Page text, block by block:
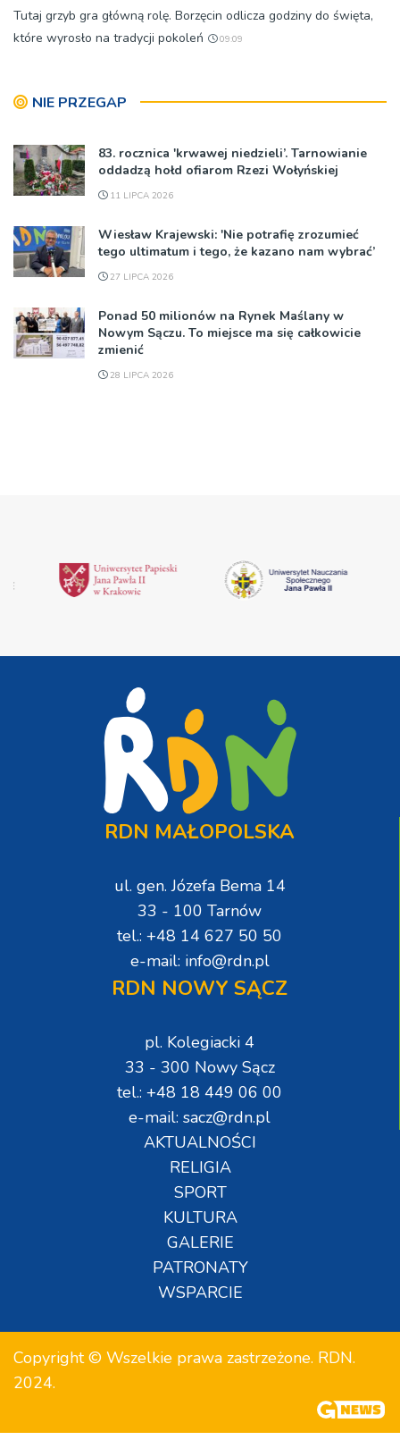
Tutaj grzyb gra główną rolę. Borzęcin odlicza godziny do święta,
które wyrosło na tradycji pokoleń
09:09
NIE PRZEGAP
83. rocznica 'krwawej niedzieli’. Tarnowianie
oddadzą hołd ofiarom Rzezi Wołyńskiej
11 LIPCA 2026
Wiesław Krajewski: 'Nie potrafię zrozumieć
tego ultimatum i tego, że kazano nam wybrać’
27 LIPCA 2026
Ponad 50 milionów na Rynek Maślany w
Nowym Sączu. To miejsce ma się całkowicie
zmienić
28 LIPCA 2026
RDN MAŁOPOLSKA
ul. gen. Józefa Bema 14
33 - 100 Tarnów
tel.: +48 14 627 50 50
e-mail: info@rdn.pl
RDN NOWY SĄCZ
pl. Kolegiacki 4
33 - 300 Nowy Sącz
tel.: +48 18 449 06 00
e-mail: sacz@rdn.pl
AKTUALNOŚCI
RELIGIA
SPORT
KULTURA
GALERIE
PATRONATY
WSPARCIE
Copyright © Wszelkie prawa zastrzeżone. RDN.
2024.